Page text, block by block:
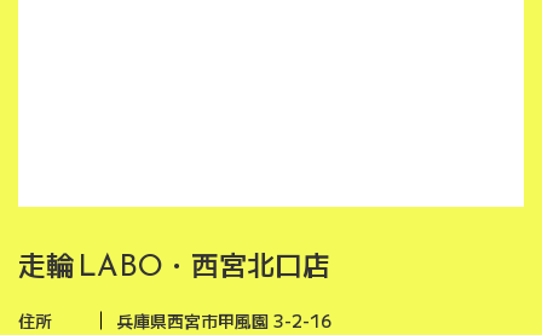
走輪 LABO ・西宮北口店
住所
兵庫県西宮市甲風園 3-2-16